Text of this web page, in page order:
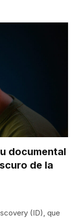
documental
de la
(ID), que